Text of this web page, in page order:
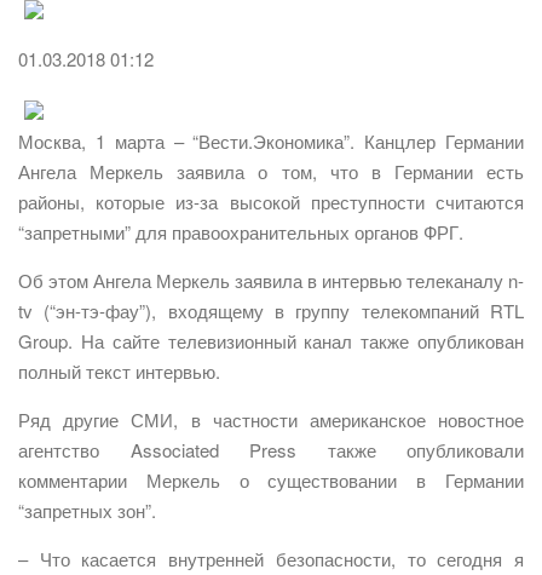
01.03.2018 01:12
Москва, 1 марта – “Вести.Экономика”. Канцлер Германии
Ангела Меркель заявила о том, что в Германии есть
районы, которые из-за высокой преступности считаются
“запретными” для правоохранительных органов ФРГ.
Об этом Ангела Меркель заявила в интервью телеканалу n-
tv (“эн-тэ-фау”), входящему в группу телекомпаний RTL
Group. На сайте телевизионный канал также опубликован
полный текст интервью.
Ряд другие СМИ, в частности американское новостное
агентство Associated Press также опубликовали
комментарии Меркель о существовании в Германии
“запретных зон”.
– Что касается внутренней безопасности, то сегодня я